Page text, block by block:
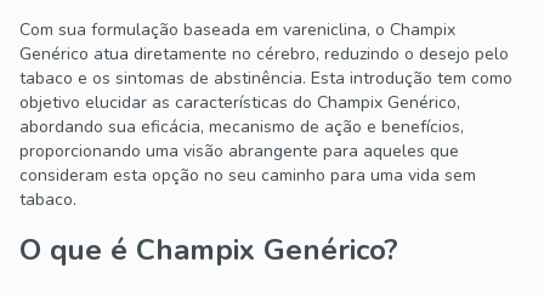
Com sua formulação baseada em vareniclina, o Champix
Genérico atua diretamente no cérebro, reduzindo o desejo pelo
tabaco e os sintomas de abstinência. Esta introdução tem como
objetivo elucidar as características do Champix Genérico,
abordando sua eficácia, mecanismo de ação e benefícios,
proporcionando uma visão abrangente para aqueles que
consideram esta opção no seu caminho para uma vida sem
tabaco.
O que é Champix Genérico?